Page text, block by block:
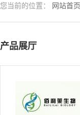
您当前的位置： 网站首页
产品展厅